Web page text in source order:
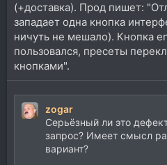
(+доставка). Прод пишет:
западает одна кнопка
ничуть не мешало). Кнопка
пользовался, пресеты
кнопками".
zogar
Серьёзный ли это
запрос? Имеет смысл
вариант?